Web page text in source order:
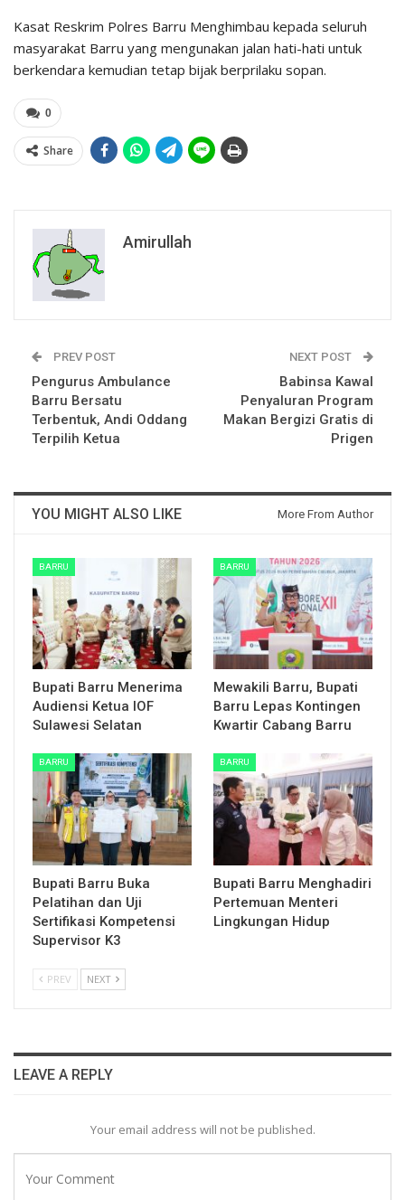
Kasat Reskrim Polres Barru Menghimbau kepada seluruh
masyarakat Barru yang mengunakan jalan hati-hati untuk
berkendara kemudian tetap bijak berprilaku sopan.
0
Share
Amirullah
PREV POST
Pengurus Ambulance
Barru Bersatu
Terbentuk, Andi Oddang
Terpilih Ketua
NEXT POST
Babinsa Kawal
Penyaluran Program
Makan Bergizi Gratis di
Prigen
YOU MIGHT ALSO LIKE More From Author
BARRU
Bupati Barru Menerima
Audiensi Ketua IOF
Sulawesi Selatan
BARRU
Mewakili Barru, Bupati
Barru Lepas Kontingen
Kwartir Cabang Barru
BARRU
Bupati Barru Buka
Pelatihan dan Uji
Sertifikasi Kompetensi
Supervisor K3
BARRU
Bupati Barru Menghadiri
Pertemuan Menteri
Lingkungan Hidup
PREV NEXT
LEAVE A REPLY
Your email address will not be published.